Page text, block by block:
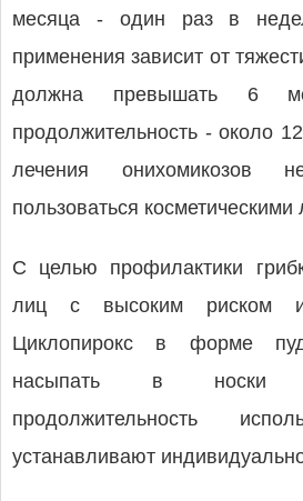
месяца - один раз в
применения зависит от
должна превышать 6
продолжительность - около
лечения онихомикозов
пользоваться
С целью профилактики
лиц с высоким риском
Циклопирокс в форме
насыпать в носки
продолжительность
устанавливают